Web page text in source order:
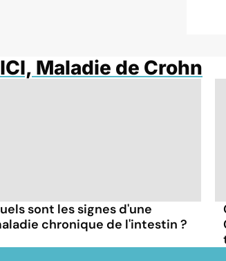
Maladie de Crohn
sont les signes d'une
chronique de l'intestin ?